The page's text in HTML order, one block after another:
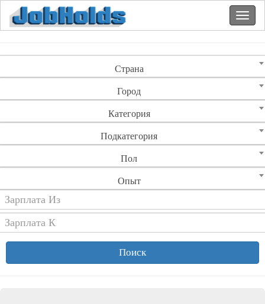
Страна
Город
Категория
Подкатегория
Пол
Опыт
Поиск